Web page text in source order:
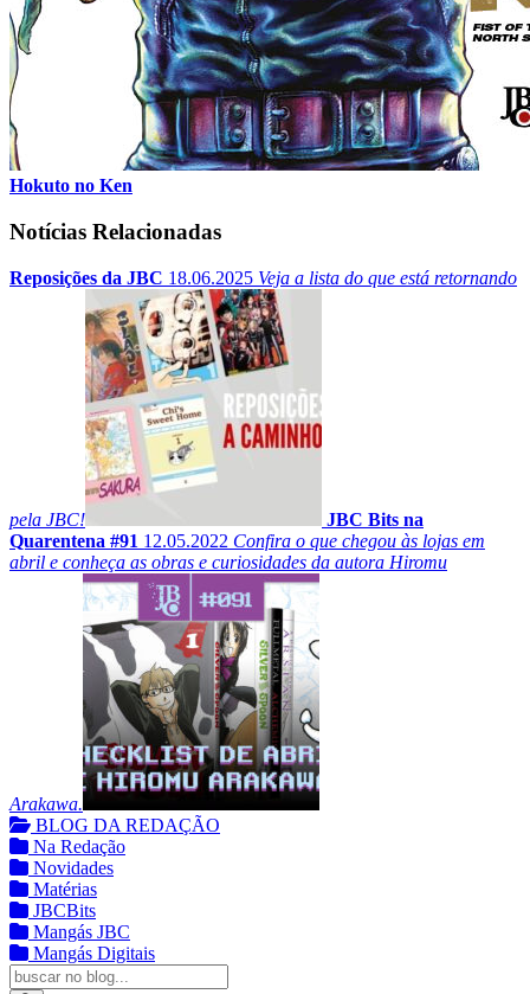
Hokuto no Ken
Notícias Relacionadas
Reposições da JBC 18.06.2025 Veja a lista do que está retornando
pela JBC!
JBC Bits na
Quarentena #91 12.05.2022 Confira o que chegou às lojas em
abril e conheça as obras e curiosidades da autora Hiromu
Arakawa.
BLOG DA REDAÇÃO
Na Redação
Novidades
Matérias
JBCBits
Mangás JBC
Mangás Digitais